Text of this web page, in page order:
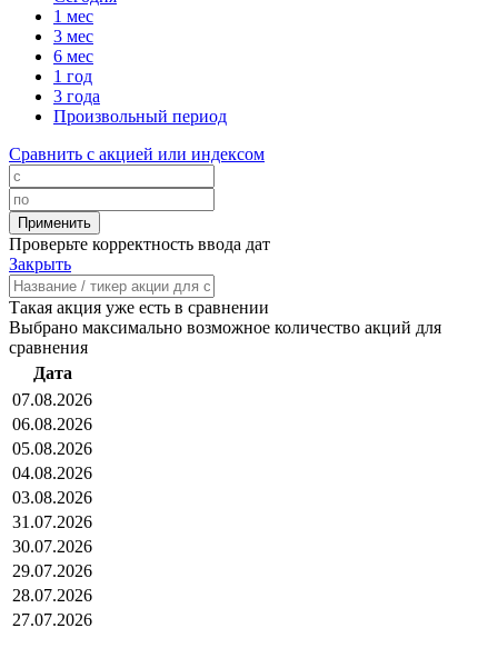
1 мес
3 мес
6 мес
1 год
3 года
Произвольный период
Сравнить с акцией или индексом
Проверьте корректность ввода дат
Закрыть
Такая акция уже есть в сравнении
Выбрано максимально возможное количество акций для
сравнения
Дата
07.08.2026
06.08.2026
05.08.2026
04.08.2026
03.08.2026
31.07.2026
30.07.2026
29.07.2026
28.07.2026
27.07.2026